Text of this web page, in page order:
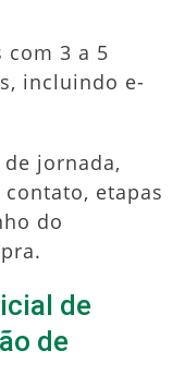
com 3 a 5
incluindo e-
jornada,
etapas
do
de
de